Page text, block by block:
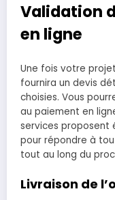
Validation
en ligne
Une fois votre
fournira un devis
choisies. Vous
au paiement en
services proposent
pour répondre à
tout au long du
Livraison de